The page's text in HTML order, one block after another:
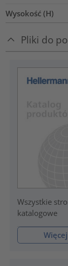
Wysokość (H)
Pliki do
Wszystkie
katalogowe
Więcej